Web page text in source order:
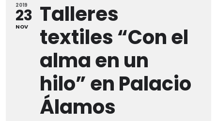
2019
23
NOV
Talleres
textiles “Con el
alma en un
hilo” en Palacio
Álamos